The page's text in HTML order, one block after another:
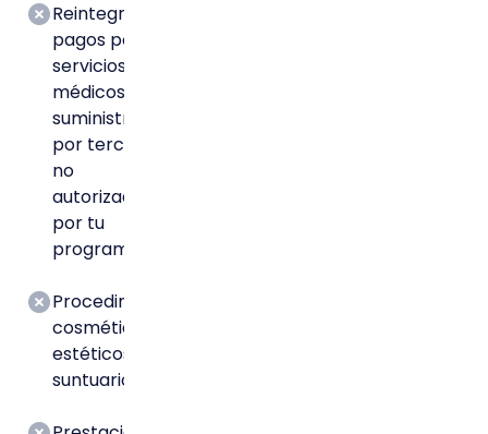
Reintegro y/o
pagos por
servicios
médicos
suministrados
por terceros
no
autorizados
por tu
programa.
Procedimientos
cosméticos,
estéticos o
suntuarios.